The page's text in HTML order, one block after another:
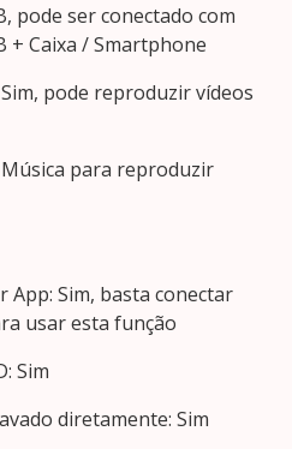
pode ser conectado com
+ Caixa / Smartphone
pode reproduzir vídeos
para reproduzir
App: Sim, basta conectar
usar esta função
Sim
diretamente: Sim